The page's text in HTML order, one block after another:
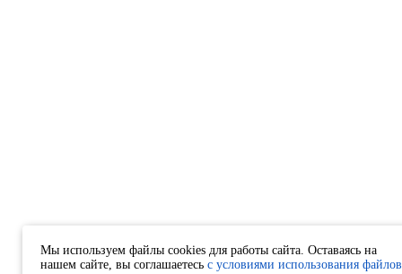
Мы используем файлы cookies для работы сайта. Оставаясь на
нашем сайте, вы соглашаетесь с условиями использования файлов